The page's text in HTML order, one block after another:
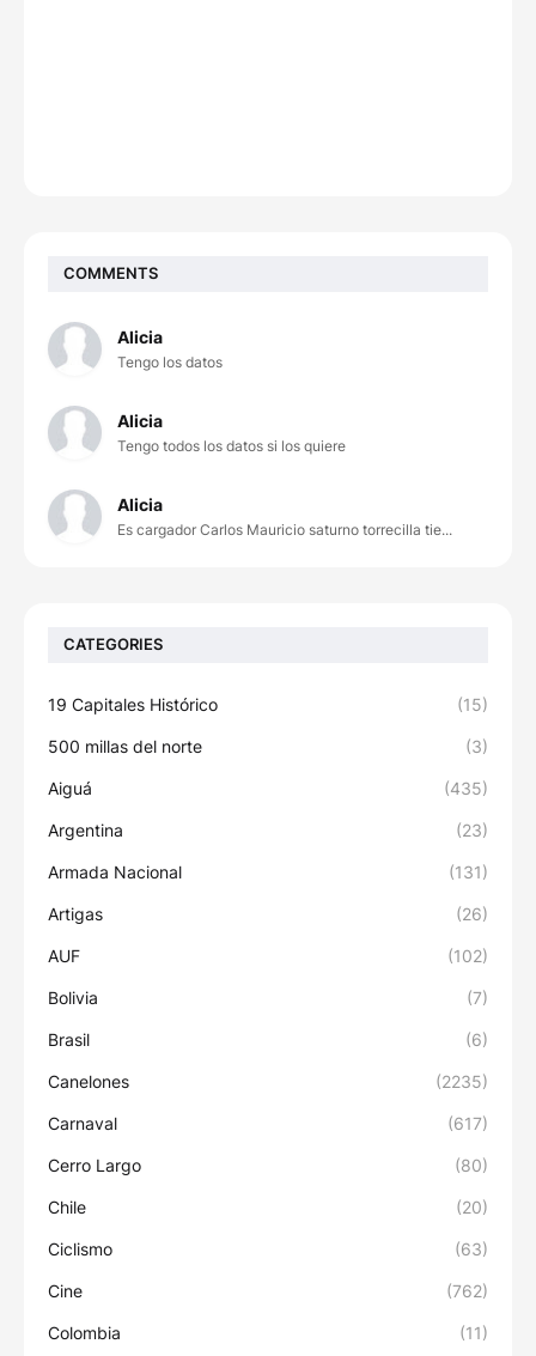
COMMENTS
Alicia
Tengo los datos
Alicia
Tengo todos los datos si los quiere
Alicia
Es cargador Carlos Mauricio saturno torrecilla tie...
CATEGORIES
19 Capitales Histórico (15)
500 millas del norte (3)
Aiguá (435)
Argentina (23)
Armada Nacional (131)
Artigas (26)
AUF (102)
Bolivia (7)
Brasil (6)
Canelones (2235)
Carnaval (617)
Cerro Largo (80)
Chile (20)
Ciclismo (63)
Cine (762)
Colombia (11)